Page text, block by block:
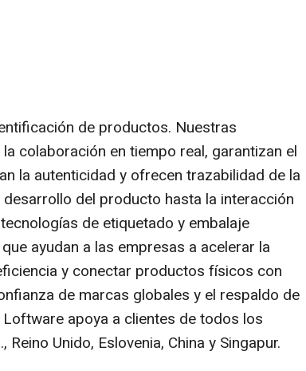
de productos. Nuestras
colaboración en tiempo real, garantizan el
la autenticidad y ofrecen trazabilidad de la
del producto hasta la interacción
de etiquetado y embalaje
ayudan a las empresas a acelerar la
y conectar productos físicos con
de marcas globales y el respaldo de
apoya a clientes de todos los
Reino Unido, Eslovenia, China y Singapur.